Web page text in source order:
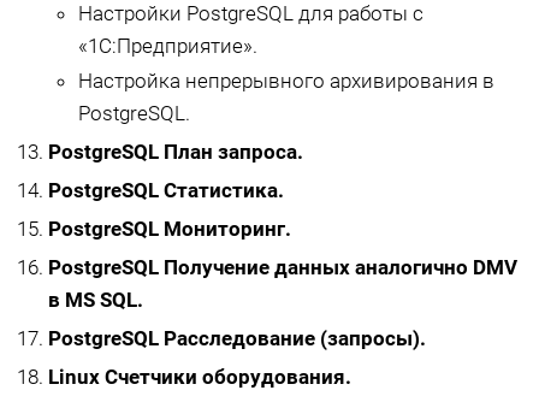
Настройки PostgreSQL для работы с
«1С:Предприятие».
Настройка непрерывного архивирования в
PostgreSQL.
PostgreSQL План запроса.
PostgreSQL Статистика.
PostgreSQL Мониторинг.
PostgreSQL Получение данных аналогично DMV
в MS SQL.
PostgreSQL Расследование (запросы).
Linux Счетчики оборудования.